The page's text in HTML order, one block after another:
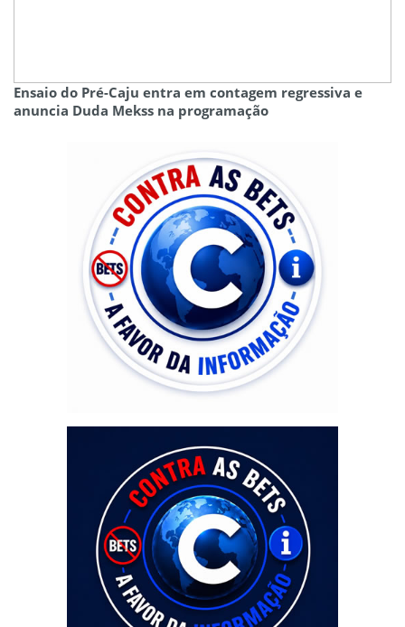
Ensaio do Pré-Caju entra em contagem regressiva e
anuncia Duda Mekss na programação